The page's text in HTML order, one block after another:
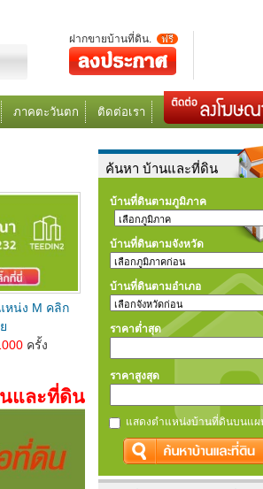
ฝากขายบ้านที่ดิน. ฟรี
ภาคตะวันตก ติดต่อเรา
น่ง M คลิก
แหน่ง M คลิกเลย...
ครั้ง
และที่ดิน
ค้นหา บ้านและที่ดิน
บ้านที่ดินตามภูมิภาค
บ้านที่ดินตามจังหวัด
บ้านที่ดินตามอำเภอ
ราคาต่ำสุด
ราคาสูงสุด
แสดงตำแหน่งบ้านที่ดินบนแผ